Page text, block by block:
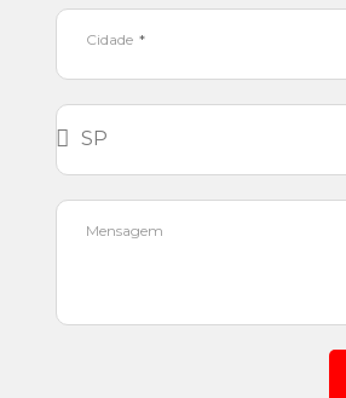
Cidade
Mensagem